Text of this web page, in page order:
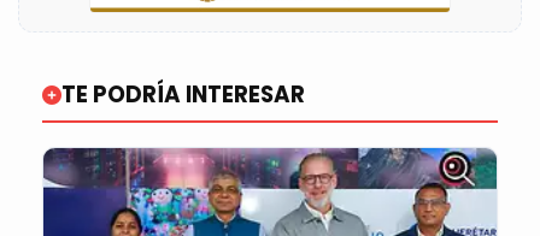
TE PODRÍA INTERESAR